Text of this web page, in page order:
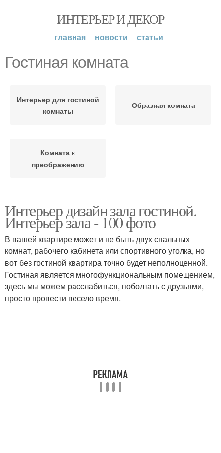
ИНТЕРЬЕР И ДЕКОР
главная новости статьи
Гостиная комната
Интерьер для гостиной
комнаты
Образная комната
Комната к
преображению
Интерьер дизайн зала гостиной.
Интерьер зала - 100 фото
В вашей квартире может и не быть двух спальных
комнат, рабочего кабинета или спортивного уголка, но
вот без гостиной квартира точно будет неполноценной.
Гостиная является многофункциональным помещением,
здесь мы можем расслабиться, поболтать с друзьями,
просто провести весело время.